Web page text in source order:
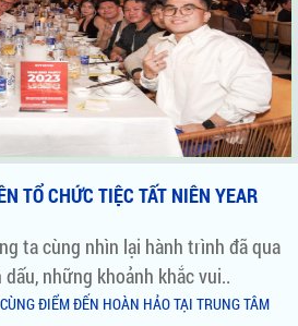
TỔ CHỨC TIỆC TẤT NIÊN YEAR
ta cùng nhìn lại hành trình đã qua
những khoảnh khắc vui..
ĐIỂM ĐẾN HOÀN HẢO TẠI TRUNG TÂM